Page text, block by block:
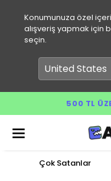
Konumunuza özel
alışveriş yapmak için
seçin.
500 TL
Çok Satanlar